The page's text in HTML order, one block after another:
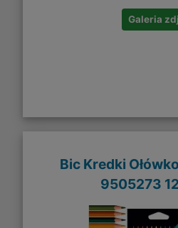
Galeria
Bic Kredki
9505273